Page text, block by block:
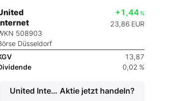
508903
Düsseldorf
+1,44 %
23,86 EUR
13,87
0,02 %
United Internet Aktie jetzt handeln?